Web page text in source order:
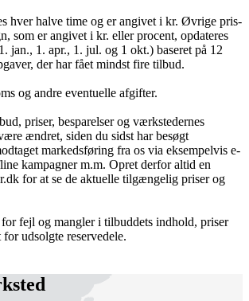
hver halve time og er angivet i kr. Øvrige pris-
som er angivet i kr. eller procent, opdateres
jan., 1. apr., 1. jul. og 1 okt.) baseret på 12
der har fået mindst fire tilbud.
og andre eventuelle afgifter.
priser, besparelser og værkstedernes
ændret, siden du sidst har besøgt
markedsføring fra os via eksempelvis e-
kampagner m.m. Opret derfor altid en
for at se de aktuelle tilgængelig priser og
fejl og mangler i tilbuddets indhold, priser
udsolgte reservedele.